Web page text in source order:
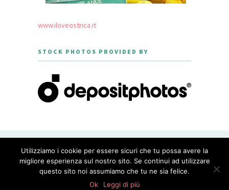
www.iloveostrica.it
STOCK PHOTOS PROVIDED BY
GOURMET - THEME DESIGNED BY
MERIDIANTHEMES
Utilizziamo i cookie per essere sicuri che tu possa avere la
migliore esperienza sul nostro sito. Se continui ad utilizzare
questo sito noi assumiamo che tu ne sia felice.
Ok
Leggi di più